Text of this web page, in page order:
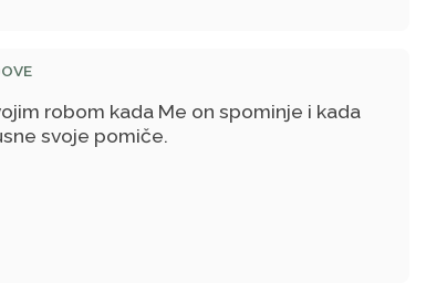
robom kada Me on spominje i kada
svoje pomiče.